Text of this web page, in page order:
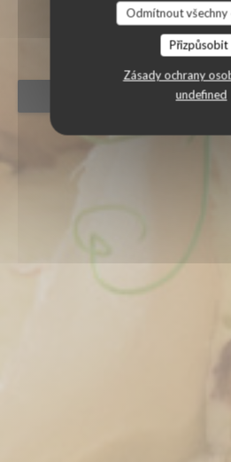
Odmítnout všechny
Přizpůsobit
Zásady ochrany
undefined
L'ESQUISSE |PARIS
REZERVOVAT